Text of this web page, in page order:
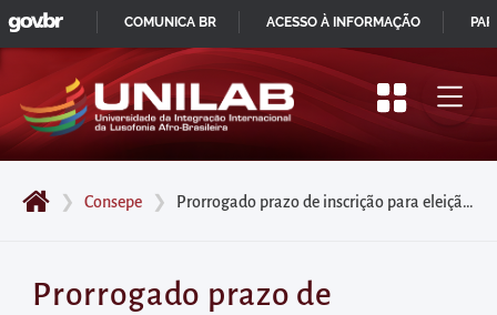
Pular
para
início
do
principal
Acessar
❯ Consepe ❯ Prorrogado prazo de inscrição para eleição de três coordenadores de curso de graduação para o Consepe, de 22 a 26/06
Prorrogado prazo de
IR
PARA
CONTEÚDO
GOVBR
COMUNICA BR ACESSO À INFORMAÇÃO